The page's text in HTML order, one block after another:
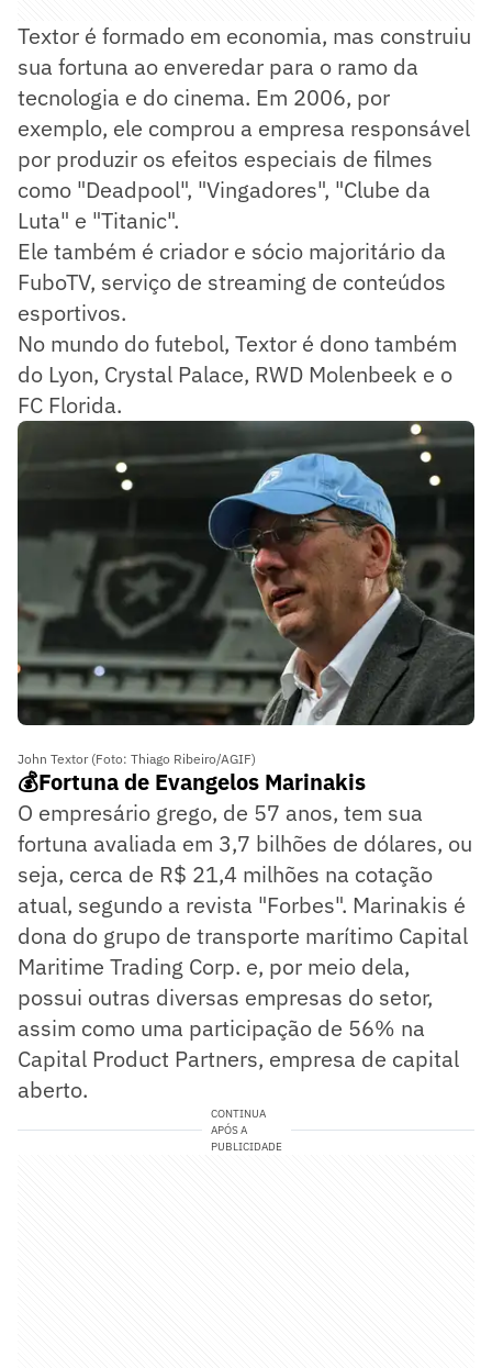
Textor é formado em economia, mas construiu
sua fortuna ao enveredar para o ramo da
tecnologia e do cinema. Em 2006, por
exemplo, ele comprou a empresa responsável
por produzir os efeitos especiais de filmes
como "Deadpool", "Vingadores", "Clube da
Luta" e "Titanic".
Ele também é criador e sócio majoritário da
FuboTV, serviço de streaming de conteúdos
esportivos.
No mundo do futebol, Textor é dono também
do Lyon, Crystal Palace, RWD Molenbeek e o
FC Florida.
John Textor (Foto: Thiago Ribeiro/AGIF)
💰Fortuna de Evangelos Marinakis
O empresário grego, de 57 anos, tem sua
fortuna avaliada em 3,7 bilhões de dólares, ou
seja, cerca de R$ 21,4 milhões na cotação
atual, segundo a revista "Forbes". Marinakis é
dona do grupo de transporte marítimo Capital
Maritime Trading Corp. e, por meio dela,
possui outras diversas empresas do setor,
assim como uma participação de 56% na
Capital Product Partners, empresa de capital
aberto.
CONTINUA
APÓS A
PUBLICIDADE